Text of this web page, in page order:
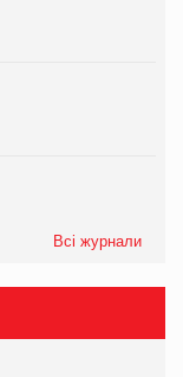
Всі журнали